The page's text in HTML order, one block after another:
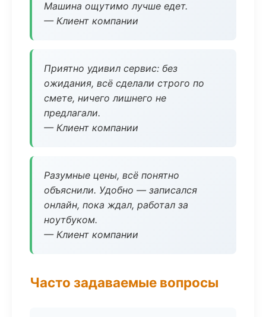
Машина ощутимо лучше едет.
— Клиент компании
Приятно удивил сервис: без
ожидания, всё сделали строго по
смете, ничего лишнего не
предлагали.
— Клиент компании
Разумные цены, всё понятно
объяснили. Удобно — записался
онлайн, пока ждал, работал за
ноутбуком.
— Клиент компании
Часто задаваемые вопросы